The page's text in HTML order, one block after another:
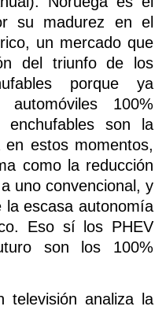
su madurez en el
un mercado que
del triunfo de los
porque ya
100%
enchufables son la
estos momentos,
como la reducción
uno convencional, y
la escasa autonomía
Eso sí los PHEV
son los 100%
televisión analiza la